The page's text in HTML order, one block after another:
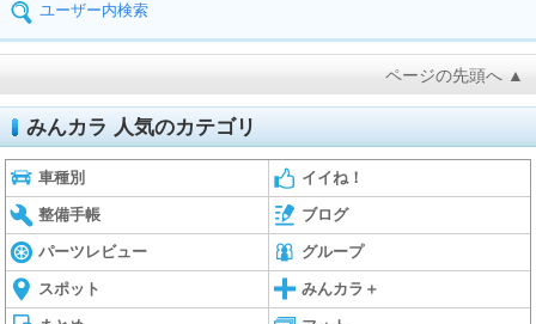
ユーザー内検索
ページの先頭へ ▲
みんカラ 人気のカテゴリ
車種別 イイね！
整備手帳 ブログ
パーツレビュー グループ
スポット みんカラ＋